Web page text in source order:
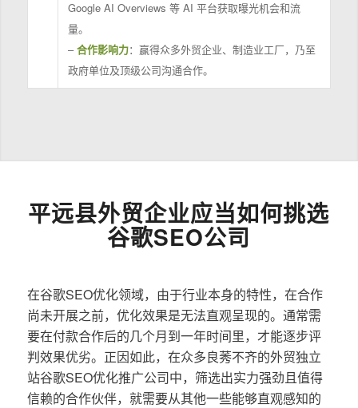
Google AI Overviews 等 AI 平台获取曝光机会和流
量。
–合作影响力：赢得众多外贸企业、制造业工厂，乃至
政府单位及顶级公司沟通合作。
平远县外贸企业应当如何挑选
谷歌SEO公司
在谷歌SEO优化领域，由于行业本身的特性，在合作
尚未开展之前，优化效果是无法直观呈现的。通常需
要在付款合作后的几个月到一年时间里，才能逐步评
判效果优劣。正因如此，在众多良莠不齐的外贸独立
站谷歌SEO优化推广公司中，筛选出实力强劲且值得
信赖的合作伙伴，就需要从其他一些能够直观感知的